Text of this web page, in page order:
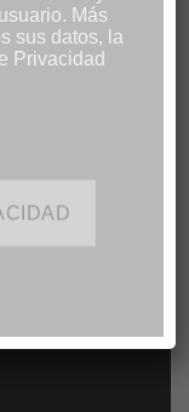
Más
sus datos, la
Privacidad